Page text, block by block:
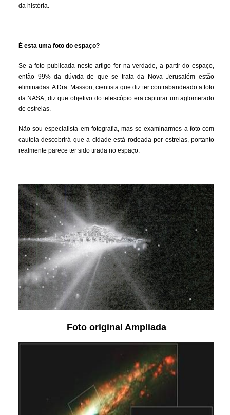
da história.
É esta uma foto do espaço?
Se a foto publicada neste artigo for na verdade, a partir do espaço,
então 99% da dúvida de que se trata da Nova Jerusalém estão
eliminadas. A Dra. Masson, cientista que diz ter contrabandeado a foto
da NASA, diz que objetivo do telescópio era capturar um aglomerado
de estrelas.
Não sou especialista em fotografia, mas se examinarmos a foto com
cautela descobrirá que a cidade está rodeada por estrelas, portanto
realmente parece ter sido tirada no espaço.
Foto original Ampliada